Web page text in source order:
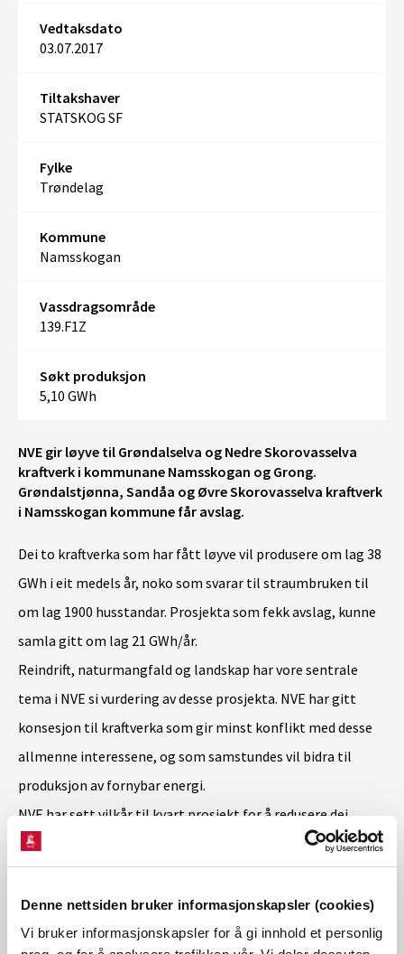
Denne nettsiden bruker informasjonskapsler (cookies)
Vi bruker informasjonskapsler for å gi innhold et personlig
Vedtaksdato
03.07.2017
Tiltakshaver
STATSKOG SF
Fylke
Trøndelag
Kommune
Namsskogan
Vassdragsområde
139.F1Z
Søkt produksjon
5,10 GWh
NVE gir løyve til Grøndalselva og Nedre Skorovasselva
kraftverk i kommunane Namsskogan og Grong.
Grøndalstjønna, Sandåa og Øvre Skorovasselva kraftverk
i Namsskogan kommune får avslag.
Dei to kraftverka som har fått løyve vil produsere om lag 38
GWh i eit medels år, noko som svarar til straumbruken til
om lag 1900 husstandar. Prosjekta som fekk avslag, kunne
samla gitt om lag 21 GWh/år.
Reindrift, naturmangfald og landskap har vore sentrale
tema i NVE si vurdering av desse prosjekta. NVE har gitt
konsesjon til kraftverka som gir minst konflikt med desse
allmenne interessene, og som samstundes vil bidra til
produksjon av fornybar energi.
NVE har sett vilkår til kvart prosjekt for å redusere dei
negative verknadane for allmenne interesser. Etter NVE si
vurdering er det ikkje mogleg å gjere tilpassingar som kan
bøte på dei negative verknadane for dei tre kraftverka som
har fått avslag.